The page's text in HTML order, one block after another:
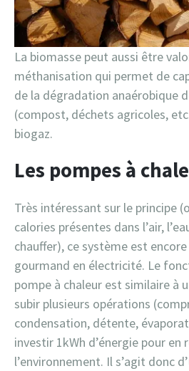
La biomasse peut aussi être
méthanisation qui permet de
de la dégradation anaérobique
(compost, déchets agricoles,
biogaz.
Les pompes à
Très intéressant sur le principe
calories présentes dans l’air,
chauffer), ce système est
gourmand en électricité. Le
pompe à chaleur est similaire à
subir plusieurs opérations
condensation, détente,
investir 1kWh d’énergie pour en
l’environnement. Il s’agit donc